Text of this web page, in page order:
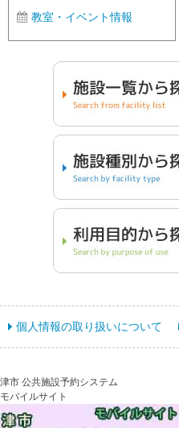
教室・イベント情報
個人情報の取り扱いについて
津市 公共施設予約システム
モバイルサイト